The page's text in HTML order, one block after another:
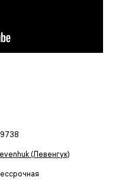
(Левенгук)